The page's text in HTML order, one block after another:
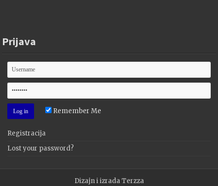
Prijava
Remember Me
Registracija
Lost your password?
Dizajn i izradaTerzza